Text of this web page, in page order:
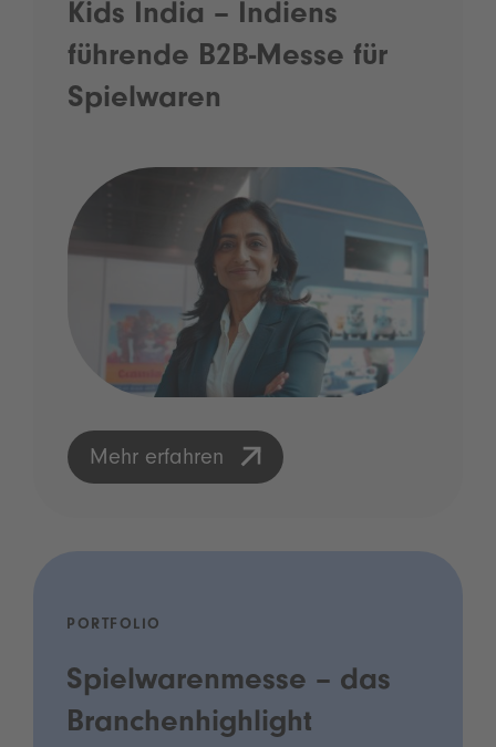
Kids India – Indiens
führende B2B-Messe für
Spielwaren
Mehr erfahren
PORTFOLIO
Spielwarenmesse – das
Branchenhighlight